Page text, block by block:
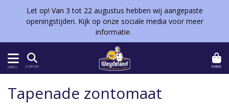
Let op! Van 3 tot 22 augustus hebben wij aangepaste
openingstijden. Kijk op onze sociale media voor meer
informatie.
MENU ZOEKEN MAND
Tapenade zontomaat